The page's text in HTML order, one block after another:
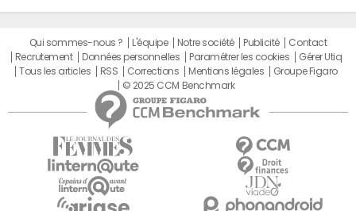
Qui sommes-nous ? L'équipe Notre société Publicité
Contact
Recrutement
Données personnelles Paramétrer les cookies
Gérer Utiq
Tous les articles
RSS Corrections Mentions légales
Groupe Figaro
© 2025 CCM Benchmark